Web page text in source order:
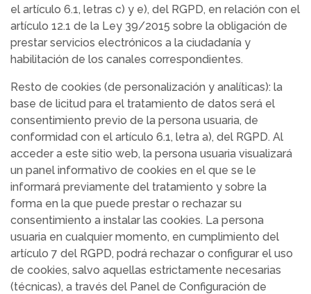
el artículo 6.1, letras c) y e), del RGPD, en relación con el
artículo 12.1 de la Ley 39/2015 sobre la obligación de
prestar servicios electrónicos a la ciudadanía y
habilitación de los canales correspondientes.
Resto de cookies (de personalización y analíticas): la
base de licitud para el tratamiento de datos será el
consentimiento previo de la persona usuaria, de
conformidad con el artículo 6.1, letra a), del RGPD. Al
acceder a este sitio web, la persona usuaria visualizará
un panel informativo de cookies en el que se le
informará previamente del tratamiento y sobre la
forma en la que puede prestar o rechazar su
consentimiento a instalar las cookies. La persona
usuaria en cualquier momento, en cumplimiento del
artículo 7 del RGPD, podrá rechazar o configurar el uso
de cookies, salvo aquellas estrictamente necesarias
(técnicas), a través del Panel de Configuración de